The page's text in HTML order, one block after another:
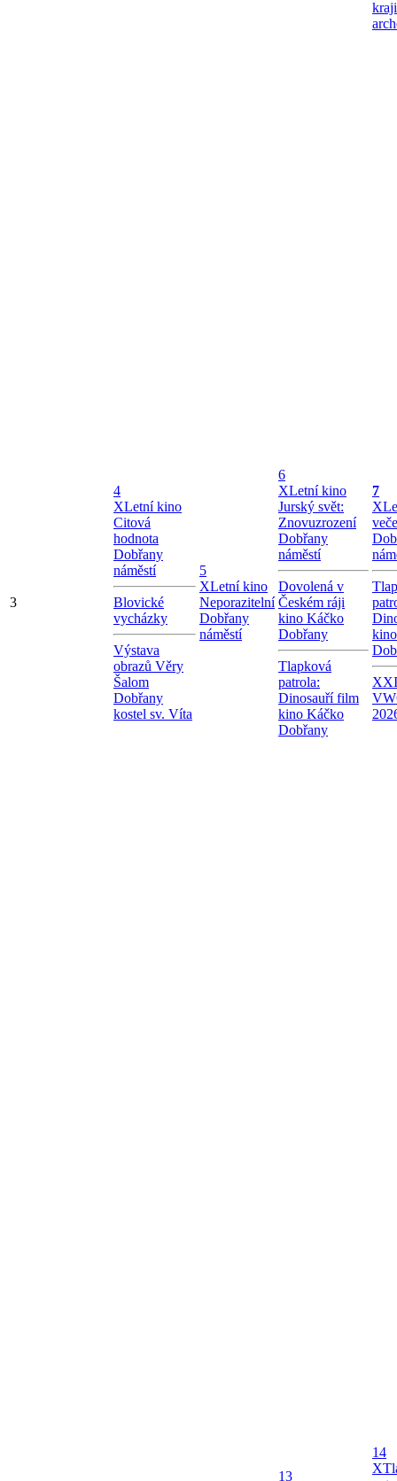
3
4
XLetní kino
Citová
hodnota
Dobřany
náměstí
Blovické
vycházky
Výstava
obrazů Věry
Šalom
Dobřany
kostel sv. Víta
5
XLetní kino
Neporazitelní
Dobřany
náměstí
6
XLetní kino
Jurský svět:
Znovuzrození
Dobřany
náměstí
Dovolená v
Českém ráji
kino Káčko
Dobřany
Tlapková
patrola:
Dinosauří film
kino Káčko
Dobřany
7
X
13
14
X